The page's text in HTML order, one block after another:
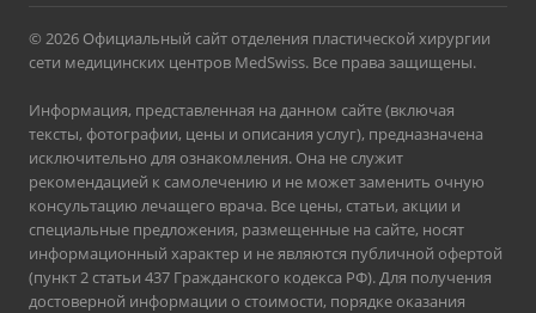
© 2026 Официальный сайт отделения пластической хирургии
сети медицинских центров MedSwiss. Все права защищены.
Информация, представленная на данном сайте (включая
тексты, фотографии, цены и описания услуг), предназначена
исключительно для ознакомления. Она не служит
рекомендацией к самолечению и не может заменить очную
консультацию лечащего врача. Все цены, статьи, акции и
специальные предложения, размещенные на сайте, носят
информационный характер и не являются публичной офертой
(пункт 2 статьи 437 Гражданского кодекса РФ). Для получения
достоверной информации о стоимости, порядке оказания